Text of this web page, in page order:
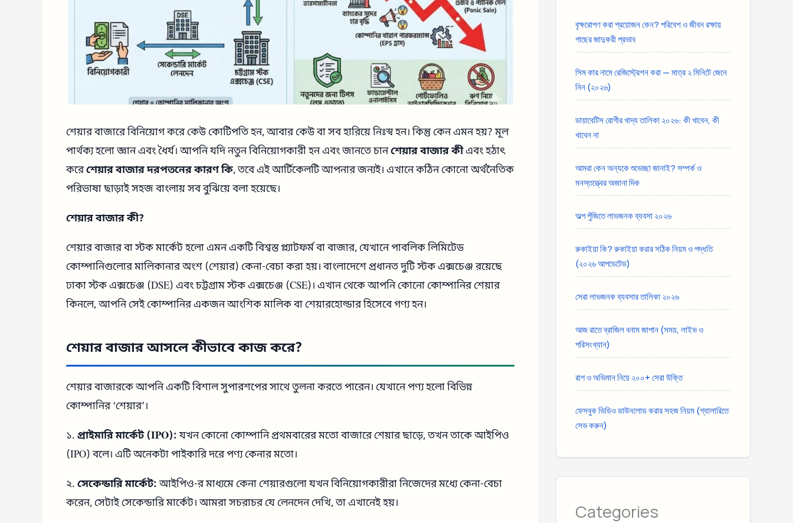
শেয়ার বাজারে বিনিয়োগ করে কেউ কোটিপতি হন, আবার কেউ বা সব হারিয়ে নিঃস্ব হন। কিন্তু কেন এমন হয়? মূল
পার্থক্য হলো জ্ঞান এবং ধৈর্য। আপনি যদি নতুন বিনিয়োগকারী হন এবং জানতে চানশেয়ার বাজার কীএবং হঠাৎ
করেশেয়ার বাজার দরপতনের কারণ কি, তবে এই আর্টিকেলটি আপনার জন্যই। এখানে কঠিন কোনো অর্থনৈতিক
পরিভাষা ছাড়াই সহজ বাংলায় সব বুঝিয়ে বলা হয়েছে।
শেয়ার বাজার কী?
শেয়ার বাজার বা স্টক মার্কেট হলো এমন একটি বিশ্বস্ত প্ল্যাটফর্ম বা বাজার, যেখানে পাবলিক লিমিটেড
কোম্পানিগুলোর মালিকানার অংশ (শেয়ার) কেনা-বেচা করা হয়। বাংলাদেশে প্রধানত দুটি স্টক এক্সচেঞ্জ রয়েছে
ঢাকা স্টক এক্সচেঞ্জ (DSE) এবং চট্টগ্রাম স্টক এক্সচেঞ্জ (CSE)। এখান থেকে আপনি কোনো কোম্পানির শেয়ার
কিনলে, আপনি সেই কোম্পানির একজন আংশিক মালিক বা শেয়ারহোল্ডার হিসেবে গণ্য হন।
শেয়ার বাজার আসলে কীভাবে কাজ করে?
শেয়ার বাজারকে আপনি একটি বিশাল সুপারশপের সাথে তুলনা করতে পারেন। যেখানে পণ্য হলো বিভিন্ন
কোম্পানির ‘শেয়ার’।
১. প্রাইমারি মার্কেট (IPO):যখন কোনো কোম্পানি প্রথমবারের মতো বাজারে শেয়ার ছাড়ে, তখন তাকে আইপিও
(IPO) বলে। এটি অনেকটা পাইকারি দরে পণ্য কেনার মতো।
২. সেকেন্ডারি মার্কেট:আইপিও-র মাধ্যমে কেনা শেয়ারগুলো যখন বিনিয়োগকারীরা নিজেদের মধ্যে কেনা-বেচা
করেন, সেটাই সেকেন্ডারি মার্কেট। আমরা সচরাচর যে লেনদেন দেখি, তা এখানেই হয়।
বৃক্ষরোপণ করা প্রয়োজন কেন? পরিবেশ ও জীবন রক্ষায়
গাছের জাদুকরী প্রভাব
সিম কার নামে রেজিস্ট্রেশন করা — মাত্র ২ মিনিটে জেনে
নিন (২০২৬)
ডায়াবেটিস রোগীর খাদ্য তালিকা ২০২৬: কী খাবেন, কী
খাবেন না
আমরা কেন অন্যকে শুভেচ্ছা জানাই? সম্পর্ক ও
মনস্তত্ত্বের অজানা দিক
অল্প পুঁজিতে লাভজনক ব্যবসা ২০২৬
রুকাইয়া কি? রুকাইয়া করার সঠিক নিয়ম ও পদ্ধতি
(২০২৬ আপডেটেড)
সেরা লাভজনক ব্যবসার তালিকা ২০২৬
আজ রাতে ব্রাজিল বনাম জাপান (সময়, লাইভ ও
পরিসংখ্যান)
রাগ ও অভিমান নিয়ে ২০০+ সেরা উক্তি
ফেসবুক ভিডিও ডাউনলোড করার সহজ নিয়ম (গ্যালারিতে
সেভ করুন)
Categories